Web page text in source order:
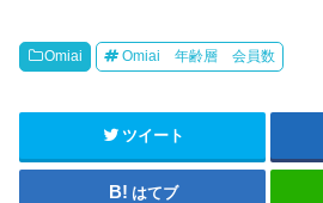
男性：月額3,590円
女性：無料
男性：月額3,600円
女性：無料
らとりあえず登録しておいて
間違いない有名アプリ。た
ペアーズに比べて会員数は少
ないものの、心理テストなど
が豊富で自分と相性のいい相
Omiai Omiai 年齢層 会員数
ツイート
はてブ